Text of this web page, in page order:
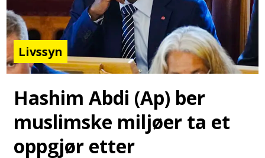
Livssyn
Hashim Abdi (Ap) ber
muslimske miljøer ta et
oppgjør etter